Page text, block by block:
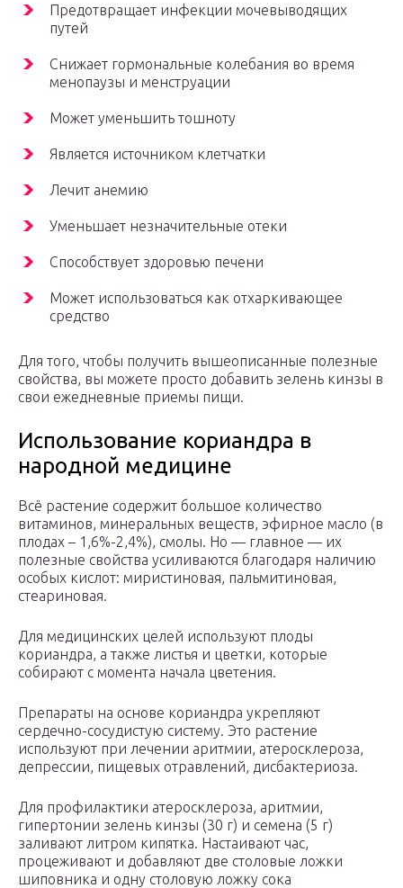
Предотвращает инфекции мочевыводящих
путей
Снижает гормональные колебания во время
менопаузы и менструации
Может уменьшить тошноту
Является источником клетчатки
Лечит анемию
Уменьшает незначительные отеки
Способствует здоровью печени
Может использоваться как отхаркивающее
средство
Для того, чтобы получить вышеописанные полезные
свойства, вы можете просто добавить зелень кинзы в
свои ежедневные приемы пищи.
Использование кориандра в
народной медицине
Всё растение содержит большое количество
витаминов, минеральных веществ, эфирное масло (в
плодах – 1,6%-2,4%), смолы. Но — главное — их
полезные свойства усиливаются благодаря наличию
особых кислот: миристиновая, пальмитиновая,
стеариновая.
Для медицинских целей используют плоды
кориандра, а также листья и цветки, которые
собирают с момента начала цветения.
Препараты на основе кориандра укрепляют
сердечно-сосудистую систему. Это растение
используют при лечении аритмии, атеросклероза,
депрессии, пищевых отравлений, дисбактериоза.
Для профилактики атеросклероза, аритмии,
гипертонии зелень кинзы (30 г) и семена (5 г)
заливают литром кипятка. Настаивают час,
процеживают и добавляют две столовые ложки
шиповника и одну столовую ложку сока